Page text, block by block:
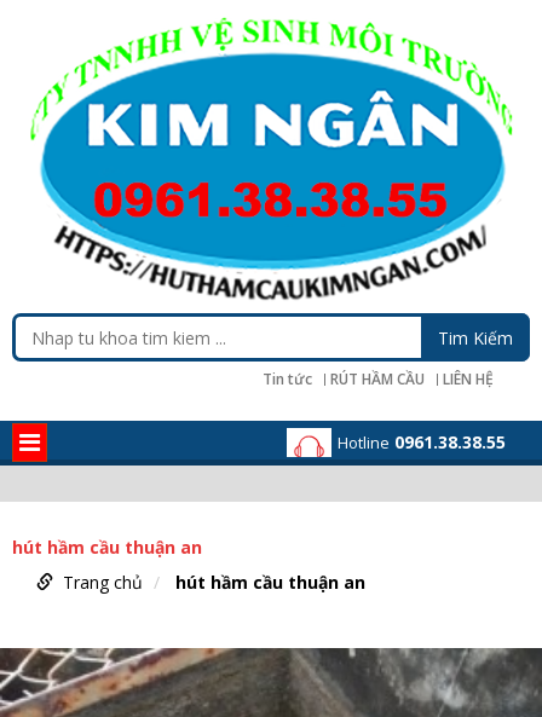
Tin tức RÚT HẦM CẦU LIÊN HỆ
Hotline 0961.38.38.55
hút hầm cầu thuận an
Trang chủ
hút hầm cầu thuận an